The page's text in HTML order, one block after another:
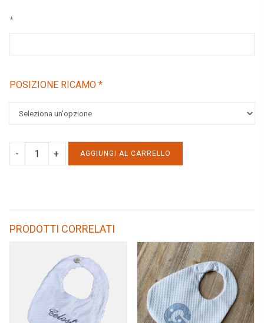
*
POSIZIONE RICAMO *
ACCAPPATOIO
A
quantity
AGGIUNGI AL CARRELLO
PRODOTTI CORRELATI